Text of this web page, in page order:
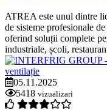
ATREA este unul dintre
de sisteme profesionale
oferind soluții complete
industriale, școli,
05.11.2025
5418 vizualizari